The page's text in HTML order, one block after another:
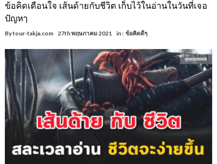
ข้อคิดเตือนใจ เส้นด้ายกับชีวิต เก็บไว้ในอ่านในวันที่เจอ
ปัญหๅ
Bytour-takja.com 27th พฤษภาคม 2021 in : ข้อคิดดีๆ